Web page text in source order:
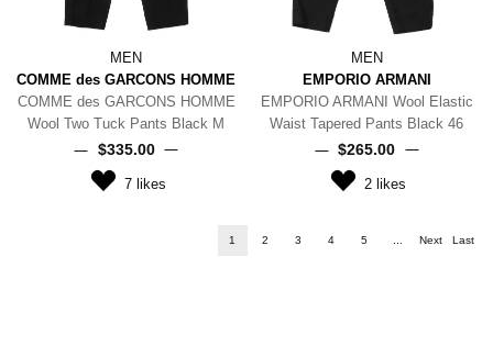
MEN
COMME des GARCONS HOMME
COMME des GARCONS HOMME
Wool Two Tuck Pants Black M
$‌335.00
7likes
MEN
EMPORIO ARMANI
EMPORIO ARMANI Wool Elastic
Waist Tapered Pants Black 46
$‌265.00
2 likes
1 2 3 4 5 Next Last